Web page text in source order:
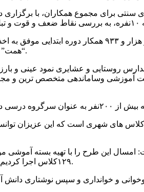
وی به نتایج و کارکردهای مثبت این طرح اشاره کرد و ادامه داد: با اجرای این طرح و
“همت” از حوزه معاونت آموزش ابتدایی شدند.
روستایی و عشایری نمود عینی و
مدارس روستایی و عشایری سطح استان به تعداد ۱۲هزار مورد و ارتقای کیفیت
های شهری است که این عزیزان
امسال این طرح را با تهیه بسته
۱۲۹کلاس اجرا کردیم که نتایج مطلوبی به دنبال داشته است.